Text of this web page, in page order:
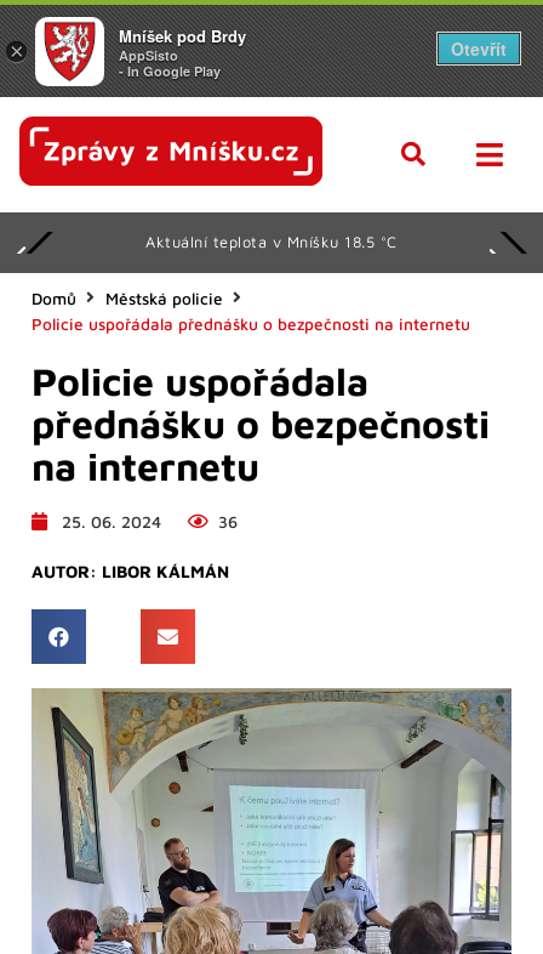
Aktuální teplota v Mníšku 18.5 °C
Domů
Městská policie
Policie uspořádala přednášku o bezpečnosti na internetu
Policie uspořádala
přednášku o bezpečnosti
na internetu
25. 06. 2024 36
AUTOR: LIBOR KÁLMÁN
×
Mníšek pod Brdy
AppSisto
- In Google Play
Otevřít